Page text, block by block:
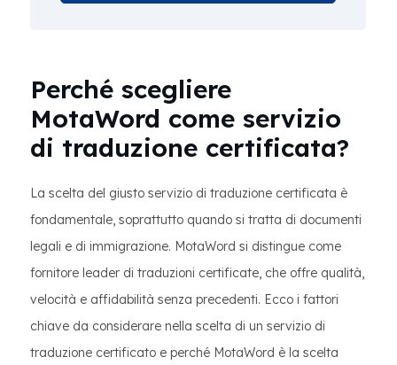
Perché scegliere
MotaWord come servizio
di traduzione certificata?
La scelta del giusto servizio di traduzione certificata è
fondamentale, soprattutto quando si tratta di documenti
legali e di immigrazione. MotaWord si distingue come
fornitore leader di traduzioni certificate, che offre qualità,
velocità e affidabilità senza precedenti. Ecco i fattori
chiave da considerare nella scelta di un servizio di
traduzione certificato e perché MotaWord è la scelta